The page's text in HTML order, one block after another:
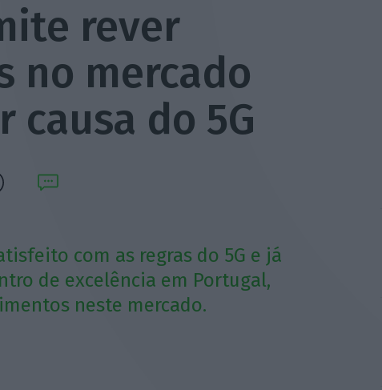
rever
no mercado
do 5G
com as regras do 5G e já
de excelência em Portugal,
neste mercado.